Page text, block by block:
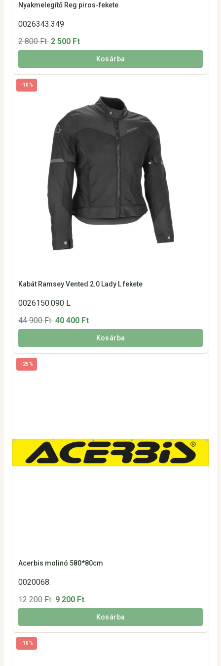
Nyakmelegítő Reg piros-fekete
0026343.349
2 800 Ft 2 500 Ft
Kosárba
-10%
Kabát Ramsey Vented 2.0 Lady L fekete
0026150.090 L
44 900 Ft 40 400 Ft
Kosárba
-25%
Acerbis molinó 580*80cm
0020068.
12 200 Ft 9 200 Ft
Kosárba
-10%